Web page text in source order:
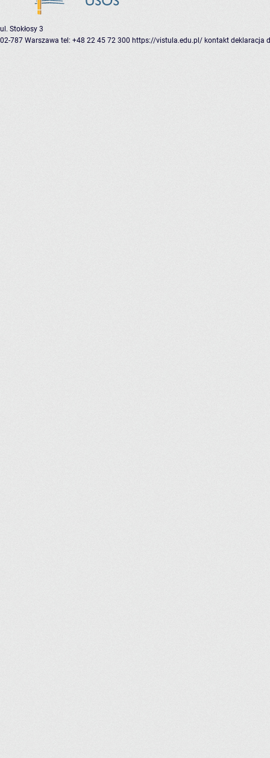
ul. Stokłosy 3
02-787 Warszawa tel: +48 22 45 72 300 https://vistula.edu.pl/ kontakt deklaracja